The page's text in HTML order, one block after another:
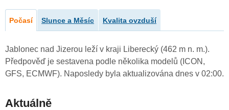
Počasí Slunce a Měsíc Kvalita ovzduší
Jablonec nad Jizerou leží v kraji Liberecký (462 m n. m.).
Předpověď je sestavena podle několika modelů (ICON,
GFS, ECMWF). Naposledy byla aktualizována dnes v 02:00.
Aktuálně